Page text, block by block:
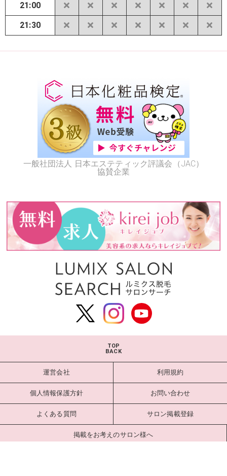
21:00
21:30
一般社団法人 日本エステティック評議会（JAC）
協賛企業
TOP
BACK
運営会社 利用規約
個人情報保護方針 お問い合わせ
よくある質問 サロン掲載登録
掲載をお考えのサロン様へ